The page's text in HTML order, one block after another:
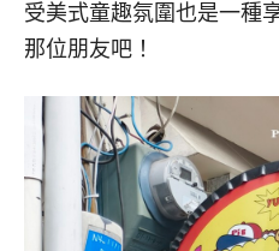
受美式童趣氛圍也是一種
那位朋友吧！